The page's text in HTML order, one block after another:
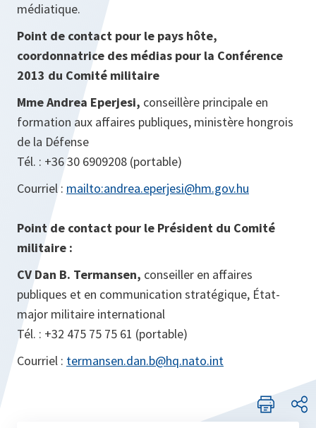
médiatique.
Point de contact pour le pays hôte,
coordonnatrice des médias pour la Conférence
2013 du Comité militaire
Mme Andrea Eperjesi, conseillère principale en
formation aux affaires publiques, ministère hongrois
de la Défense
Tél. : +36 30 6909208 (portable)
Courriel : mailto:andrea.eperjesi@hm.gov.hu
Point de contact pour le Président du Comité
militaire :
CV Dan B. Termansen, conseiller en affaires
publiques et en communication stratégique, État-
major militaire international
Tél. : +32 475 75 75 61 (portable)
Courriel : termansen.dan.b@hq.nato.int